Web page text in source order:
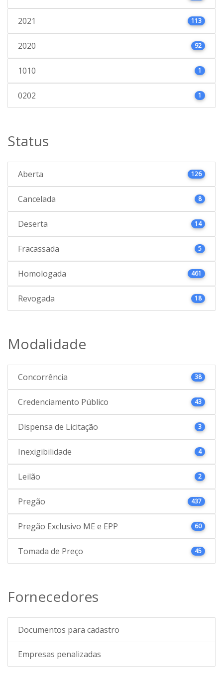
2021 113
2020 92
1010 1
0202 1
Status
Aberta 126
Cancelada 8
Deserta 14
Fracassada 5
Homologada 461
Revogada 18
Modalidade
Concorrência 38
Credenciamento Público 43
Dispensa de Licitação 3
Inexigibilidade 4
Leilão 2
Pregão 437
Pregão Exclusivo ME e EPP 60
Tomada de Preço 45
Fornecedores
Documentos para cadastro
Empresas penalizadas